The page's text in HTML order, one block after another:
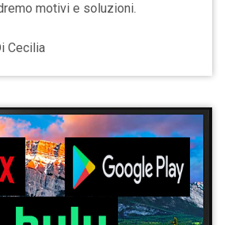
motivi e soluzioni.
Cecilia